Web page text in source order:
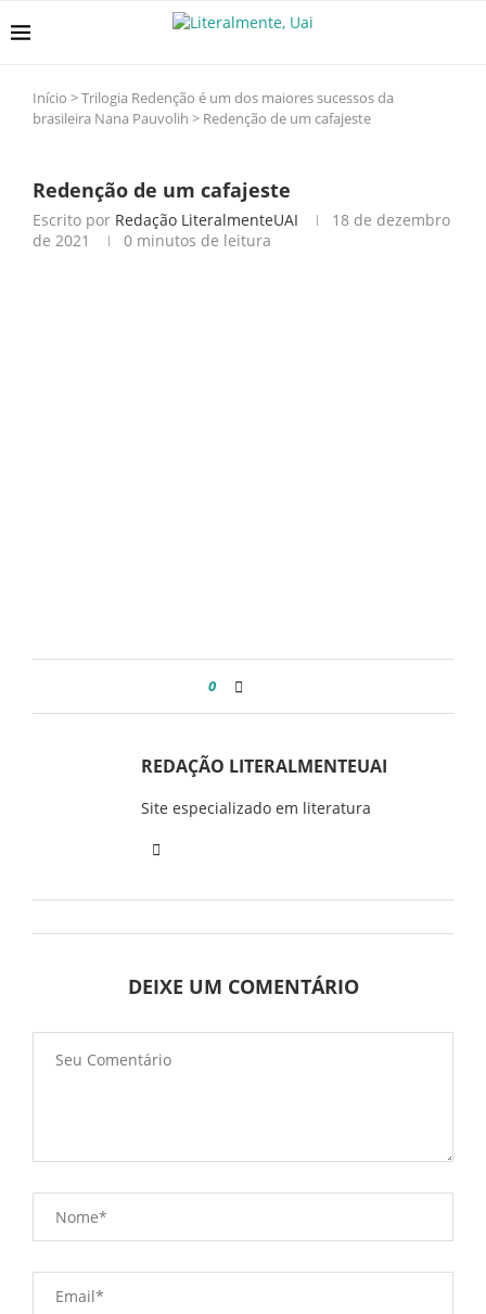
Início >Trilogia Redenção é um dos maiores sucessos da
brasileira Nana Pauvolih > Redenção de um cafajeste
Redenção de um cafajeste
Escrito por Redação LiteralmenteUAI
18 de dezembro
de 2021
0 minutos de leitura
0
REDAÇÃO LITERALMENTEUAI
Site especializado em literatura
DEIXE UM COMENTÁRIO